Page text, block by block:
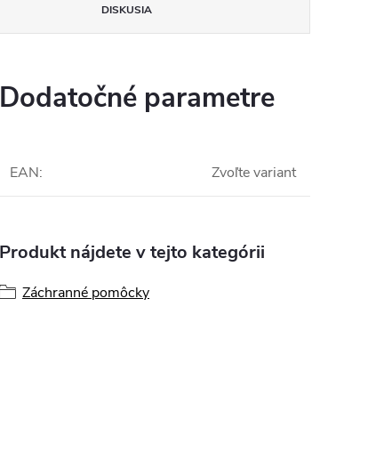
DISKUSIA
Dodatočné parametre
EAN: Zvoľte variant
Produkt nájdete v tejto kategórii
Záchranné pomôcky